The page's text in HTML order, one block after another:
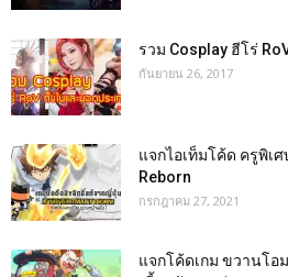
รวม Cosplay ฮีโร่
กันยายน 26, 2017
แจกไอเท็มโค้ด ครูพิเ
Reborn
กรกฎาคม 27, 2021
แจกโค้ดเกม ขวานโอ